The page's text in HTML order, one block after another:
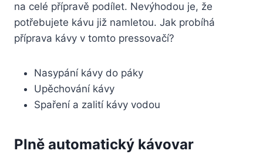
na celé přípravě podílet. Nevýhodou je, že
potřebujete kávu již namletou. Jak probíhá
příprava kávy v tomto pressovačí?
Nasypání kávy do páky
Upěchování kávy
Spaření a zalití kávy vodou
Plně automatický kávovar